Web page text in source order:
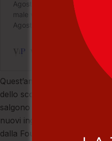
Quest’anno sono 257 i
dello scorso anno: 14 sono i
salgono a 23, con
nuovi ingressi. La Liguria si
dalla Foundation for